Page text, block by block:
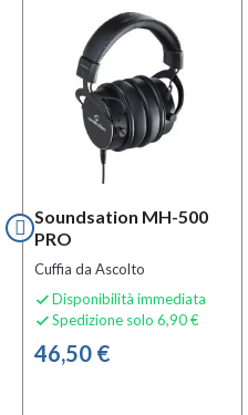
Soundsation MH-500
PRO
Cuffia da Ascolto
 Disponibilità immediata
 Spedizione solo 6,90 €
46,50 €